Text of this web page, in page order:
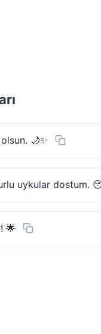
🌙✨
uykular dostum.
🌟